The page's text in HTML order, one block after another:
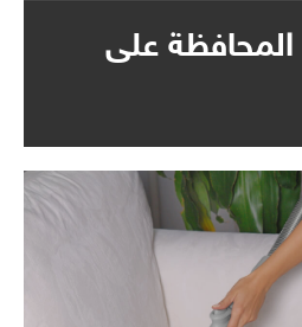
المحافظة على